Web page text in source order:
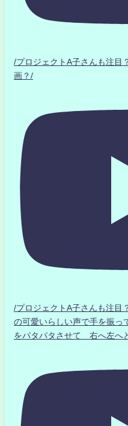
/プロジェクトA子さんも注
画？/
/プロジェクトA子さんも注
の可愛いらしい声で手を振
をパタパタさせて 右へ左へ